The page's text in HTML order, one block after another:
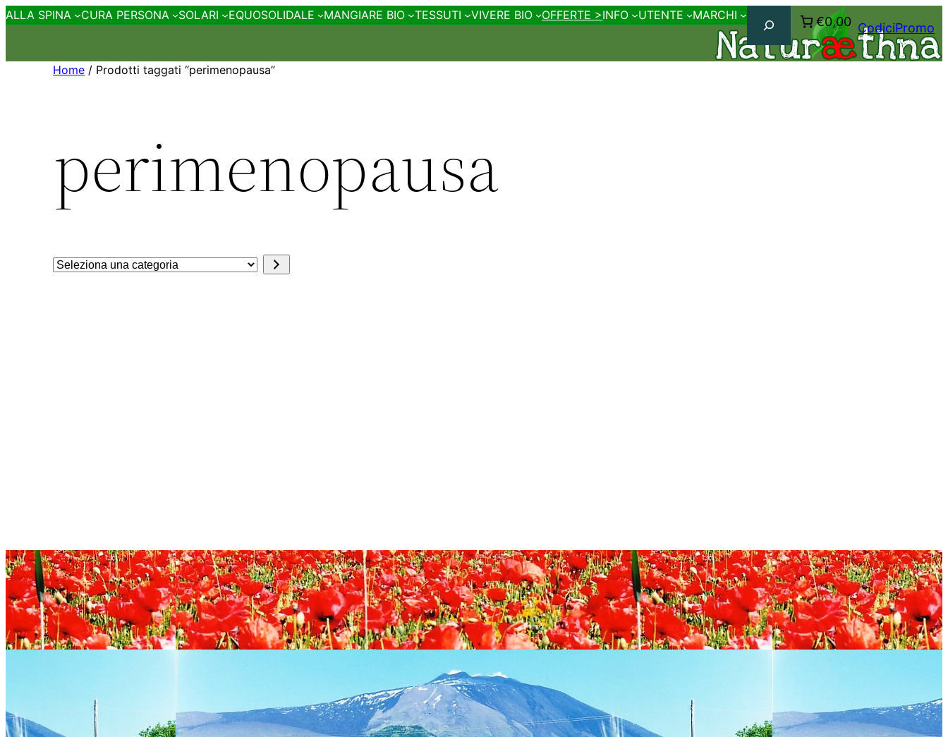
ALLA SPINA CURA PERSONA SOLARI EQUOSOLIDALE MANGIARE BIO TESSUTI VIVERE BIO OFFERTE >INFO UTENTE MARCHI Cerca €0,00 CodiciPromo
Home / Prodotti taggati “perimenopausa”
perimenopausa
Seleziona